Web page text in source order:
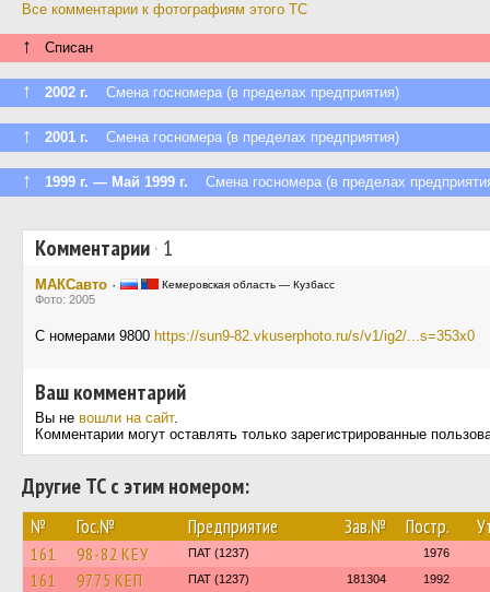
Все комментарии к фотографиям этого ТС
↑ Списан
↑ 2002 г. Смена госномера (в пределах предприятия)
↑ 2001 г. Смена госномера (в пределах предприятия)
↑ 1999 г. — Май 1999 г. Смена госномера (в пределах
Комментарии· 1
МАКСавто · Кемеровская область — Кузбасс
Фото: 2005
С номерами 9800 https://sun9-82.vkuserphoto.ru/s/v1/ig2/...s=353x0
Ваш комментарий
Вы не вошли на сайт.
Комментарии могут оставлять только зарегистрированные
Другие ТС с этим номером:
№ Гос.№ Предприятие Зав.№ Постр.
161 98-82 КЕУ ПАТ (1237) 1976
161 9775 КЕП ПАТ (1237) 181304 1992